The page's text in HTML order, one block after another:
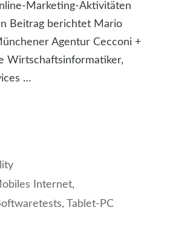
Marketing-Aktivitäten
Beitrag berichtet Mario
Agentur Cecconi +
Wirtschaftsinformatiker,
…
Internet,
, Tablet-PC